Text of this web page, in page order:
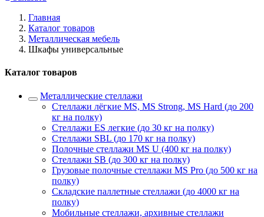
Главная
Каталог товаров
Металлическая мебель
Шкафы универсальные
Каталог товаров
Металлические стеллажи
Стеллажи лёгкие MS, MS Strong, MS Hard (до 200
кг на полку)
Стеллажи ES легкие (до 30 кг на полку)
Стеллажи SBL (до 170 кг на полку)
Полочные стеллажи MS U (400 кг на полку)
Стеллажи SB (до 300 кг на полку)
Грузовые полочные стеллажи MS Pro (до 500 кг на
полку)
Складские паллетные стеллажи (до 4000 кг на
полку)
Мобильные стеллажи, архивные стеллажи